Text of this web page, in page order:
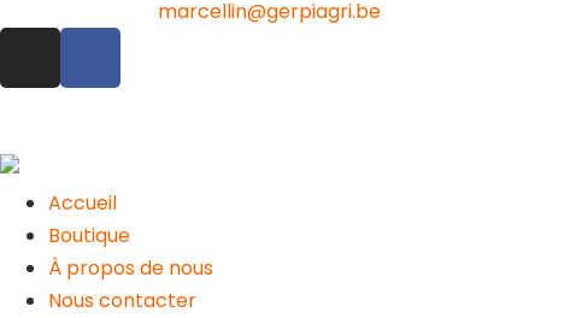
marcellin@gerpiagri.be
Accueil
Boutique
À propos de nous
Nous contacter